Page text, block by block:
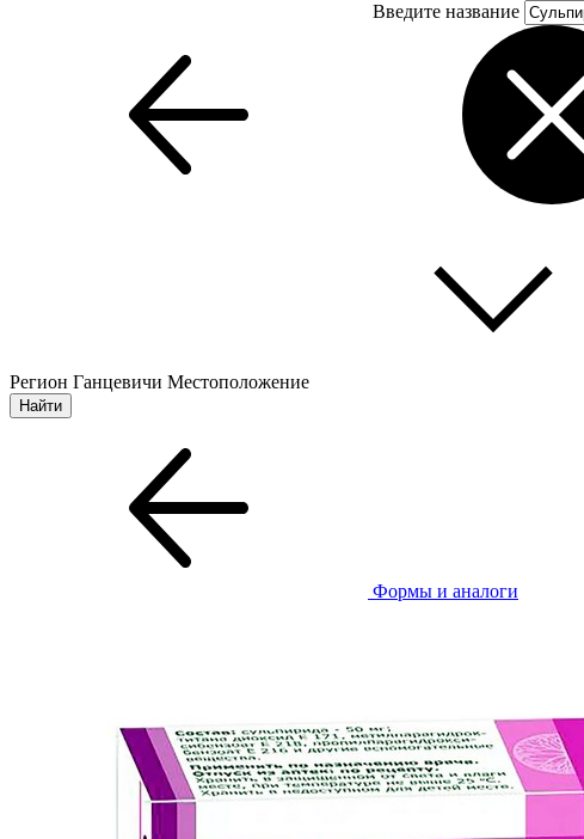
Введите название
Регион Ганцевичи Местоположение
Формы и аналоги